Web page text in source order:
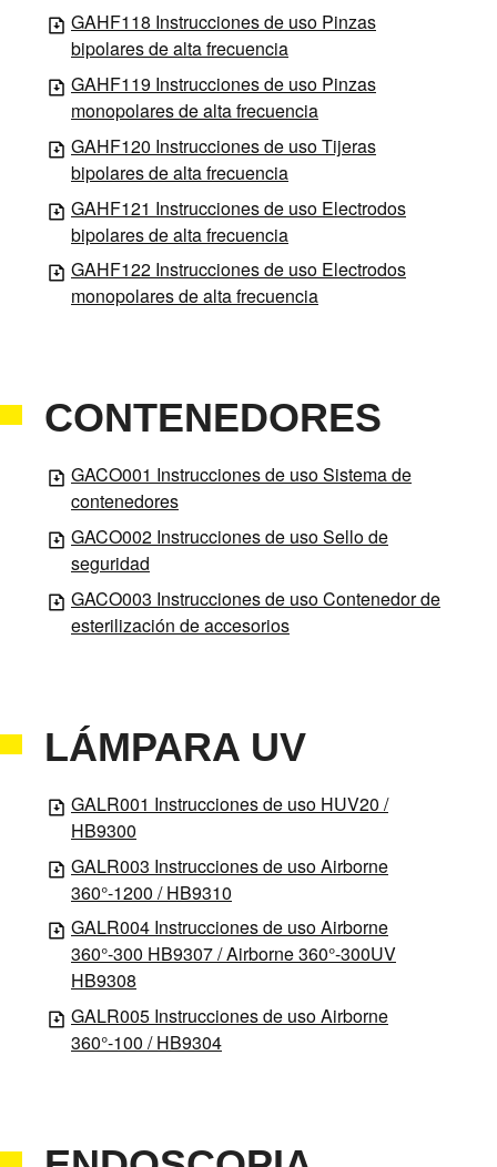
GAHF118 Instrucciones de uso Pinzas
bipolares de alta frecuencia
GAHF119 Instrucciones de uso Pinzas
monopolares de alta frecuencia
GAHF120 Instrucciones de uso Tijeras
bipolares de alta frecuencia
GAHF121 Instrucciones de uso Electrodos
bipolares de alta frecuencia
GAHF122 Instrucciones de uso Electrodos
monopolares de alta frecuencia
CONTENEDORES
GACO001 Instrucciones de uso Sistema de
contenedores
GACO002 Instrucciones de uso Sello de
seguridad
GACO003 Instrucciones de uso Contenedor de
esterilización de accesorios
LÁMPARA UV
GALR001 Instrucciones de uso HUV20 /
HB9300
GALR003 Instrucciones de uso Airborne
360°-1200 / HB9310
GALR004 Instrucciones de uso Airborne
360°-300 HB9307 / Airborne 360°-300UV
HB9308
GALR005 Instrucciones de uso Airborne
360°-100 / HB9304